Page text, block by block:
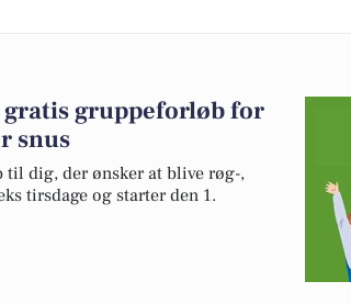
gruppeforløb for
snus
dig, der ønsker at blive røg-,
tirsdage og starter den 1.